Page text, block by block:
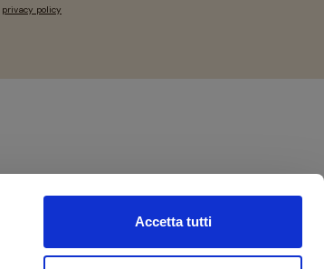
Accetta tutti
privacy policy